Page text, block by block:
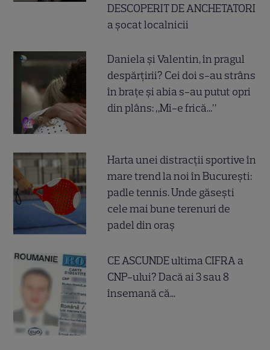
DESCOPERIT DE ANCHETATORI
a șocat localnicii
Daniela și Valentin, în pragul
despărțirii? Cei doi s-au strâns
în brațe și abia s-au putut opri
din plâns: „Mi-e frică...”
Harta unei distracții sportive în
mare trend la noi în București:
padle tennis. Unde găsești
cele mai bune terenuri de
padel din oraș
CE ASCUNDE ultima CIFRA a
CNP-ului? Dacă ai 3 sau 8
însemană că...